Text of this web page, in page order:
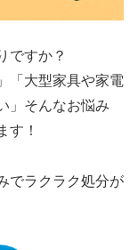
ですか？
「大型家具や家電
」そんなお悩み
す！
でラクラク処分が